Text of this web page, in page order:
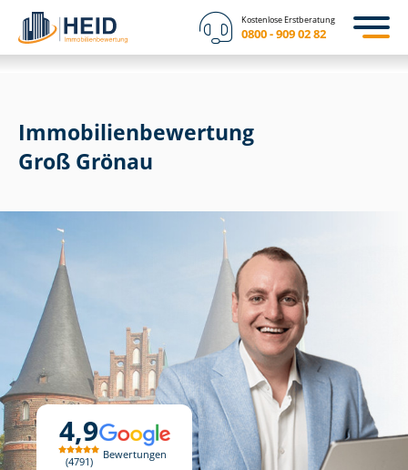
Kostenlose Erstberatung
0800 - 909 02 82
4,9
4791
Bewertungen
Immobilien­bewertung
Groß Grönau